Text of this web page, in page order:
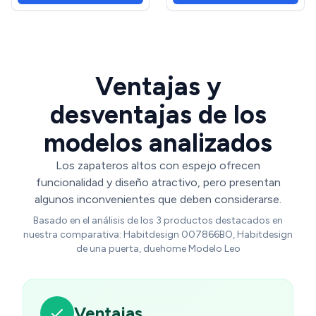
Ventajas y
desventajas de los
modelos analizados
Los zapateros altos con espejo ofrecen
funcionalidad y diseño atractivo, pero presentan
algunos inconvenientes que deben considerarse.
Basado en el análisis de los 3 productos destacados en
nuestra comparativa: Habitdesign 007866BO, Habitdesign
de una puerta, duehome Modelo Leo